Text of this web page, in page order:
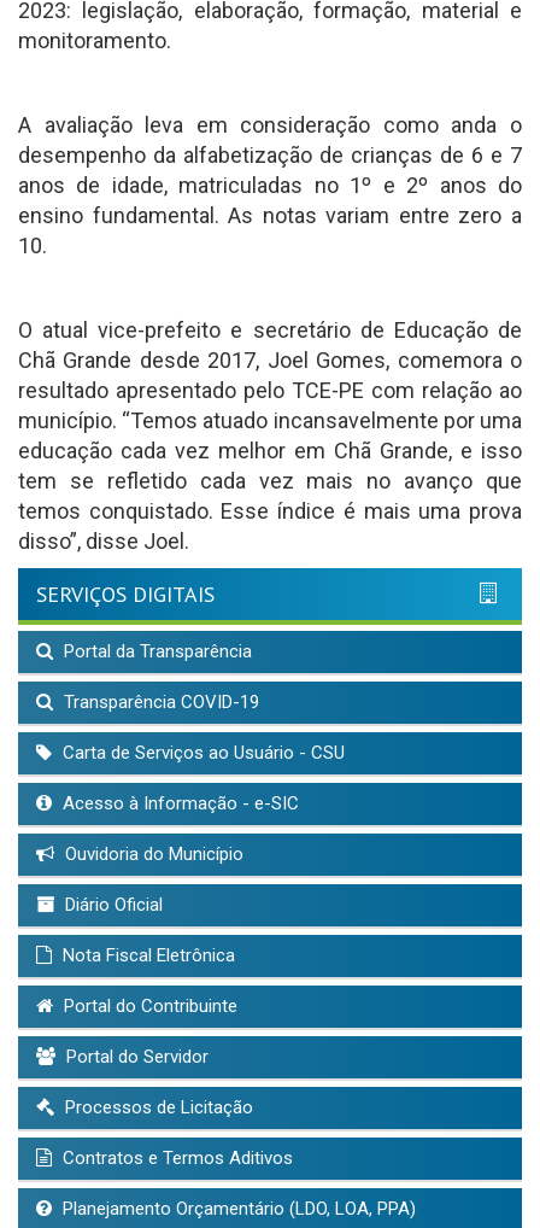
2023: legislação, elaboração, formação, material e
monitoramento.
A avaliação leva em consideração como anda o
desempenho da alfabetização de crianças de 6 e 7
anos de idade, matriculadas no 1º e 2º anos do
ensino fundamental. As notas variam entre zero a
10.
O atual vice-prefeito e secretário de Educação de
Chã Grande desde 2017, Joel Gomes, comemora o
resultado apresentado pelo TCE-PE com relação ao
município. “Temos atuado incansavelmente por uma
educação cada vez melhor em Chã Grande, e isso
tem se refletido cada vez mais no avanço que
temos conquistado. Esse índice é mais uma prova
disso”, disse Joel.
SERVIÇOS DIGITAIS
Portal da Transparência
Transparência COVID-19
Carta de Serviços ao Usuário - CSU
Acesso à Informação - e-SIC
Ouvidoria do Município
Diário Oficial
Nota Fiscal Eletrônica
Portal do Contribuinte
Portal do Servidor
Processos de Licitação
Contratos e Termos Aditivos
Planejamento Orçamentário (LDO, LOA, PPA)